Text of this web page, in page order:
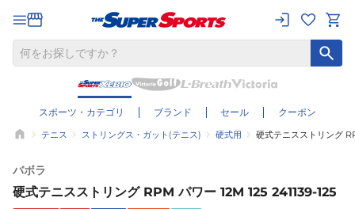
スポーツ・カテゴリ ブランド セール クーポン
テニス ストリングス・ガット(テニス) 硬式用 硬式テニスストリング
バボラ
硬式テニスストリング RPM パワー 12M 125 241139-125